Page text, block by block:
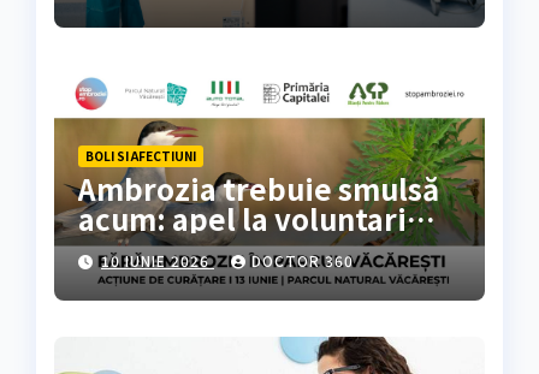
BOLI SI AFECTIUNI
Ambrozia trebuie smulsă
acum: apel la voluntari
pentru acțiune de curățare
în Parcul Natural
Văcărești
10 IUNIE 2026 DOCTOR 360